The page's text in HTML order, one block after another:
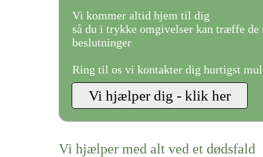
Vi kommer altid hjem til dig
så du i trykke omgivelser kan træffe de
beslutninger
Ring til os vi kontakter dig hurtigst
Vi hjælper med alt ved et dødsfald